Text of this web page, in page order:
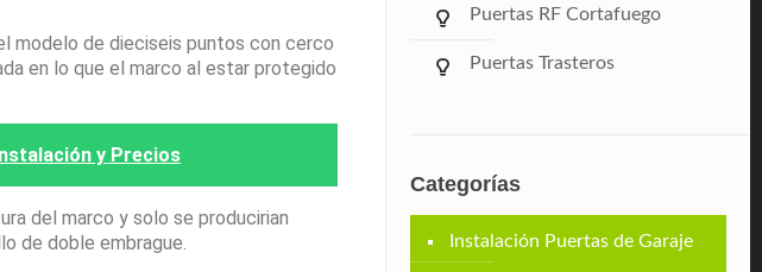
modelo de dieciseis puntos con cerco
en lo que el marco al estar protegido
y Precios
del marco y solo se producirian
de doble embrague.
Puertas RF Cortafuego
Puertas Trasteros
Categorías
Instalación Puertas de Garaje